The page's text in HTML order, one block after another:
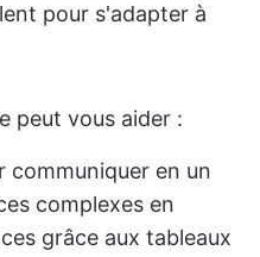
pour s'adapter à
peut vous aider :
communiquer en un
complexes en
grâce aux tableaux